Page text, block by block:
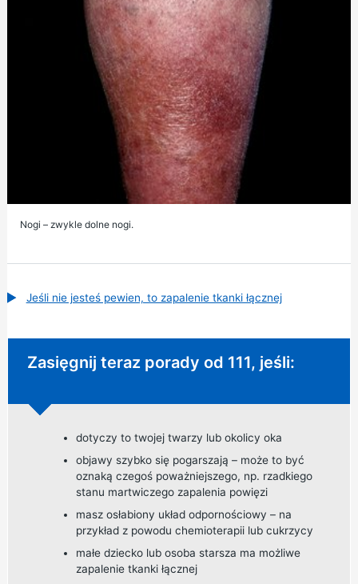
Nogi – zwykle dolne nogi.
Jeśli nie jesteś pewien, to zapalenie tkanki łącznej
Pilna rada:
Zasięgnij teraz porady od 111, jeśli:
dotyczy to twojej twarzy lub okolicy oka
objawy szybko się pogarszają – może to być
oznaką czegoś poważniejszego, np. rzadkiego
stanu martwiczego zapalenia powięzi
masz osłabiony układ odpornościowy – na
przykład z powodu chemioterapii lub cukrzycy
małe dziecko lub osoba starsza ma możliwe
zapalenie tkanki łącznej